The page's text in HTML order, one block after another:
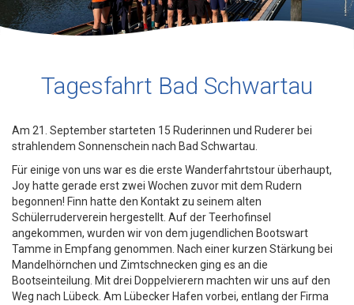
Tagesfahrt Bad Schwartau
Am 21. September starteten 15 Ruderinnen und Ruderer bei
strahlendem Sonnenschein nach Bad Schwartau.
Für einige von uns war es die erste Wanderfahrtstour überhaupt,
Joy hatte gerade erst zwei Wochen zuvor mit dem Rudern
begonnen! Finn hatte den Kontakt zu seinem alten
Schülerruderverein hergestellt. Auf der Teerhofinsel
angekommen, wurden wir von dem jugendlichen Bootswart
Tamme in Empfang genommen. Nach einer kurzen Stärkung bei
Mandelhörnchen und Zimtschnecken ging es an die
Bootseinteilung. Mit drei Doppelvierern machten wir uns auf den
Weg nach Lübeck. Am Lübecker Hafen vorbei, entlang der Firma